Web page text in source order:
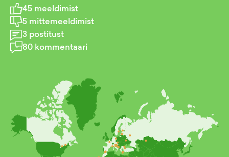
45 meeldimist
5 mittemeeldimist
3 postitust
80 kommentaari